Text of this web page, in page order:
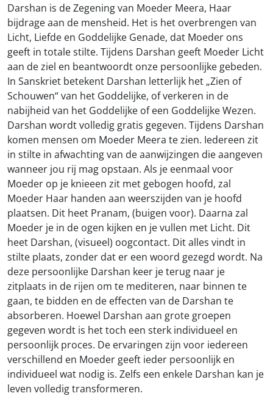
Darshan is de Zegening van Moeder Meera, Haar
bijdrage aan de mensheid. Het is het overbrengen van
Licht, Liefde en Goddelijke Genade, dat Moeder ons
geeft in totale stilte. Tijdens Darshan geeft Moeder Licht
aan de ziel en beantwoordt onze persoonlijke gebeden.
In Sanskriet betekent Darshan letterlijk het „Zien of
Schouwen“ van het Goddelijke, of verkeren in de
nabijheid van het Goddelijke of een Goddelijke Wezen.
Darshan wordt volledig gratis gegeven. Tijdens Darshan
komen mensen om Moeder Meera te zien. Iedereen zit
in stilte in afwachting van de aanwijzingen die aangeven
wanneer jou rij mag opstaan. Als je eenmaal voor
Moeder op je knieeen zit met gebogen hoofd, zal
Moeder Haar handen aan weerszijden van je hoofd
plaatsen. Dit heet Pranam, (buigen voor). Daarna zal
Moeder je in de ogen kijken en je vullen met Licht. Dit
heet Darshan, (visueel) oogcontact. Dit alles vindt in
stilte plaats, zonder dat er een woord gezegd wordt. Na
deze persoonlijke Darshan keer je terug naar je
zitplaats in de rijen om te mediteren, naar binnen te
gaan, te bidden en de effecten van de Darshan te
absorberen. Hoewel Darshan aan grote groepen
gegeven wordt is het toch een sterk individueel en
persoonlijk proces. De ervaringen zijn voor iedereen
verschillend en Moeder geeft ieder persoonlijk en
individueel wat nodig is. Zelfs een enkele Darshan kan je
leven volledig transformeren.